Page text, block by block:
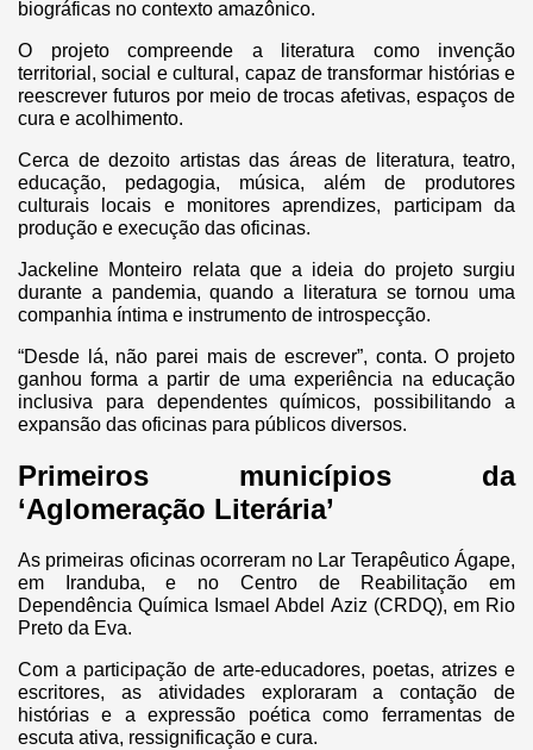
biográficas no contexto amazônico.
O projeto compreende a literatura como invenção
territorial, social e cultural, capaz de transformar histórias e
reescrever futuros por meio de trocas afetivas, espaços de
cura e acolhimento.
Cerca de dezoito artistas das áreas de literatura, teatro,
educação, pedagogia, música, além de produtores
culturais locais e monitores aprendizes, participam da
produção e execução das oficinas.
Jackeline Monteiro relata que a ideia do projeto surgiu
durante a pandemia, quando a literatura se tornou uma
companhia íntima e instrumento de introspecção.
“Desde lá, não parei mais de escrever”, conta. O projeto
ganhou forma a partir de uma experiência na educação
inclusiva para dependentes químicos, possibilitando a
expansão das oficinas para públicos diversos.
Primeiros municípios da
‘Aglomeração Literária’
As primeiras oficinas ocorreram no Lar Terapêutico Ágape,
em Iranduba, e no Centro de Reabilitação em
Dependência Química Ismael Abdel Aziz (CRDQ), em Rio
Preto da Eva.
Com a participação de arte-educadores, poetas, atrizes e
escritores, as atividades exploraram a contação de
histórias e a expressão poética como ferramentas de
escuta ativa, ressignificação e cura.